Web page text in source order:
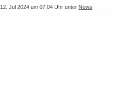
12. Jul 2024 um 07:04 Uhr unter News